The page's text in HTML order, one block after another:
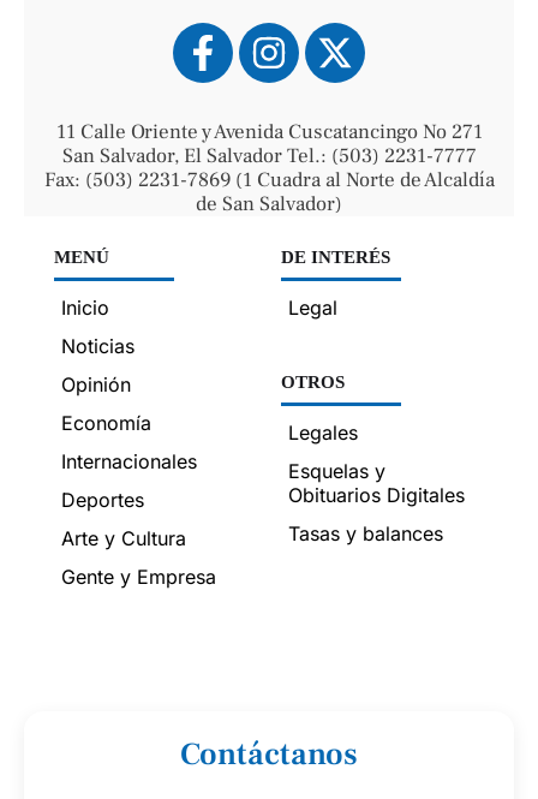
11 Calle Oriente y Avenida Cuscatancingo No 271
San Salvador, El Salvador Tel.: (503) 2231-7777
Fax: (503) 2231-7869 (1 Cuadra al Norte de Alcaldía
de San Salvador)
MENÚ
Inicio
Noticias
Opinión
Economía
Internacionales
Deportes
Arte y Cultura
Gente y Empresa
DE INTERÉS
Legal
OTROS
Legales
Esquelas y
Obituarios Digitales
Tasas y balances
Contáctanos